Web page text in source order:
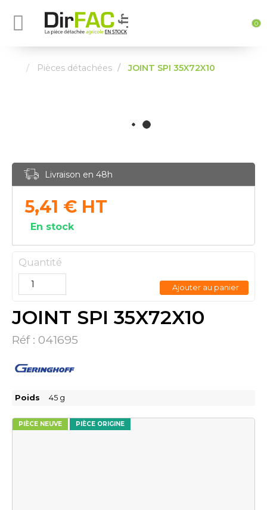
0
Pièces détachées JOINT SPI 35X72X10
PIÈCE NEUVE PIÈCE ORIGINE
JOINT SPI 35X72X10
Réf : 041695
Poids 45 g
Livraison en 48h
5,41 € HT
En stock
Quantité
Ajouter au panier